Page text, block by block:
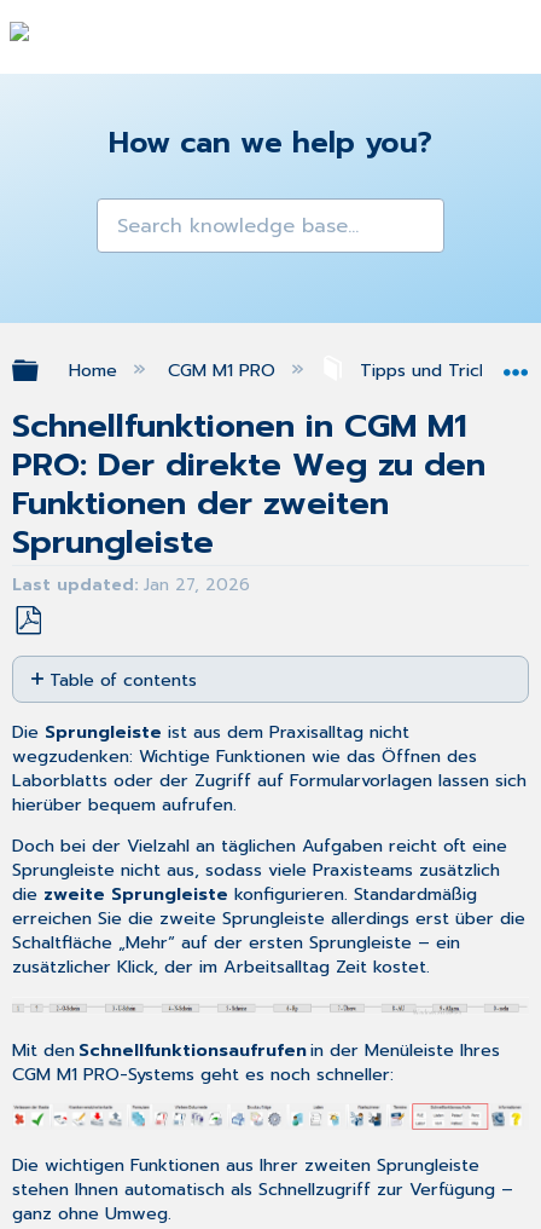
How can we help you?
Expand/collapse global hierarchy
Home CGM M1 PRO Tipps und Tricks
Schnellfunktionen in CGM M1
PRO: Der direkte Weg zu den
Funktionen der zweiten
Sprungleiste
Last updated Jan 27, 2026
Save
as
PDF
Table of contents
No
headers
Die Sprungleiste ist aus dem Praxisalltag nicht
wegzudenken: Wichtige Funktionen wie das Öffnen des
Laborblatts oder der Zugriff auf Formularvorlagen lassen sich
hierüber bequem aufrufen.
Doch bei der Vielzahl an täglichen Aufgaben reicht oft eine
Sprungleiste nicht aus, sodass viele Praxisteams zusätzlich
die zweite Sprungleiste konfigurieren. Standardmäßig
erreichen Sie die zweite Sprungleiste allerdings erst über die
Schaltfläche „Mehr“ auf der ersten Sprungleiste – ein
zusätzlicher Klick, der im Arbeitsalltag Zeit kostet.
Mit denSchnellfunktionsaufrufenin der Menüleiste Ihres
CGM M1 PRO-Systems geht es noch schneller:
Die wichtigen Funktionen aus Ihrer zweiten Sprungleiste
stehen Ihnen automatisch als Schnellzugriff zur Verfügung –
ganz ohne Umweg.